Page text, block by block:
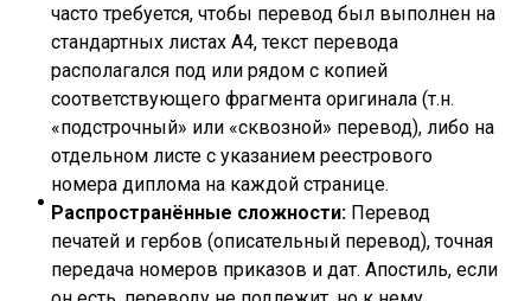
часто требуется, чтобы перевод был выполнен на
стандартных листах А4, текст перевода
располагался под или рядом с копией
соответствующего фрагмента оригинала (т.н.
«подстрочный» или «сквозной» перевод), либо на
отдельном листе с указанием реестрового
номера диплома на каждой странице.
Распространённые сложности: Перевод
печатей и гербов (описательный перевод), точная
передача номеров приказов и дат. Апостиль, если